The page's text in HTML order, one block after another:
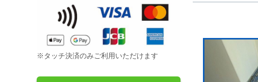
※タッチ決済のみご利用いただけます